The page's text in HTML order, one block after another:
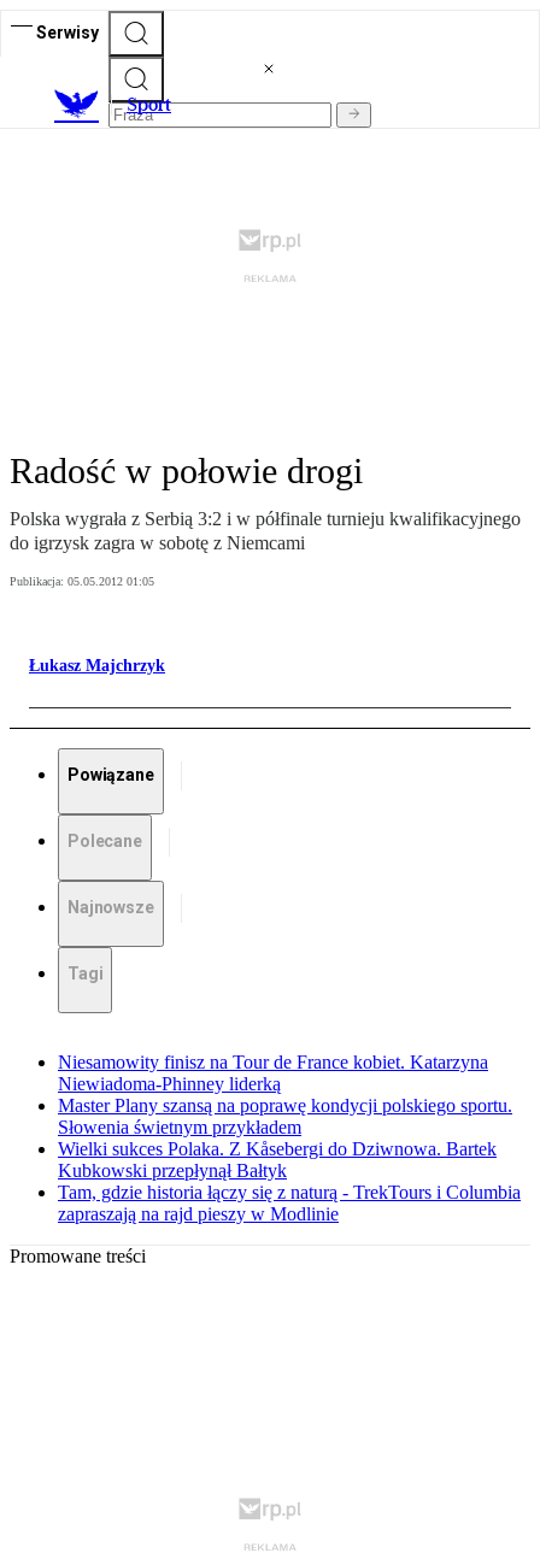
Serwisy
Sport
Radość w połowie drogi
Polska wygrała z Serbią 3:2 i w półfinale turnieju kwalifikacyjnego
do igrzysk zagra w sobotę z Niemcami
Publikacja: 05.05.2012 01:05
Łukasz Majchrzyk
Powiązane
Polecane
Najnowsze
Tagi
Niesamowity finisz na Tour de France kobiet. Katarzyna
Niewiadoma-Phinney liderką
Master Plany szansą na poprawę kondycji polskiego sportu.
Słowenia świetnym przykładem
Wielki sukces Polaka. Z Kåsebergi do Dziwnowa. Bartek
Kubkowski przepłynął Bałtyk
Tam, gdzie historia łączy się z naturą - TrekTours i Columbia
zapraszają na rajd pieszy w Modlinie
Promowane treści